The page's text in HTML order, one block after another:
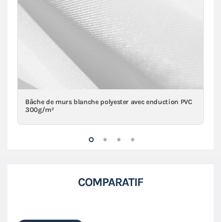
Bâche de murs blanche polyester avec enduction PVC
300g/m²
COMPARATIF